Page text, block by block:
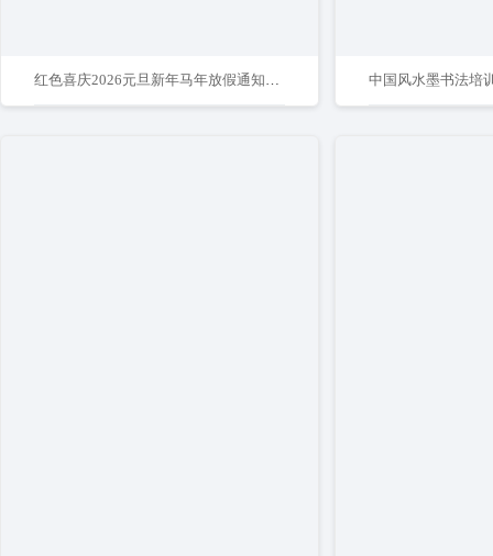
红色喜庆2026元旦新年马年放假通知海报 中国风水墨书法培